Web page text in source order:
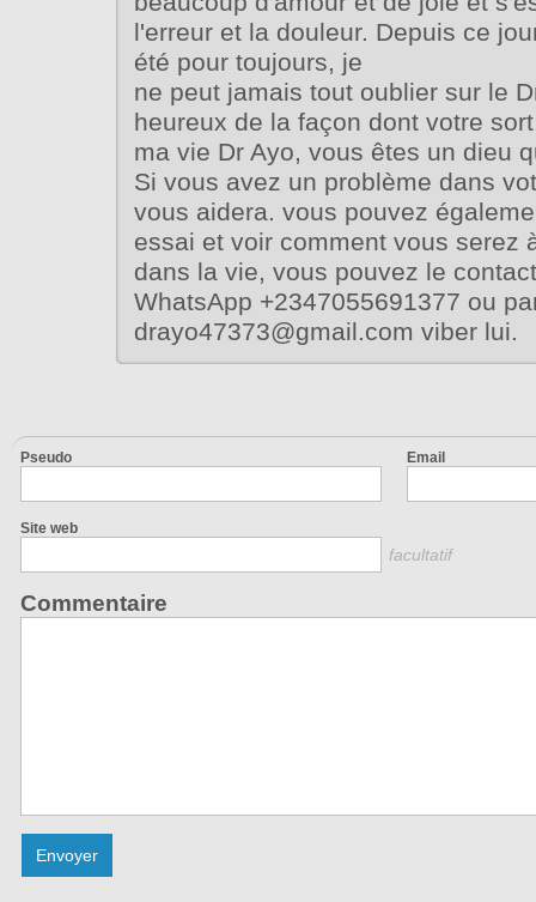
l'erreur et la douleur. Depuis ce
été pour toujours, je
ne peut jamais tout oublier sur le
heureux de la façon dont votre
ma vie Dr Ayo, vous êtes un dieu
Si vous avez un problème dans
vous aidera. vous pouvez
essai et voir comment vous serez
dans la vie, vous pouvez le
WhatsApp +2347055691377 ou
drayo47373@gmail.com viber lui.
Pseudo Email
Site web
facultatif
Commentaire